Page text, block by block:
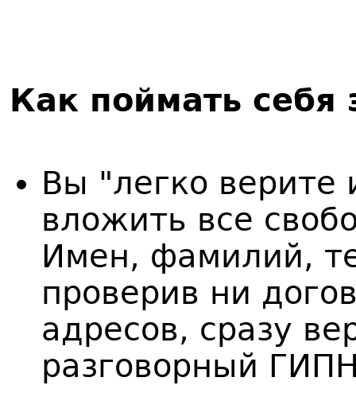
Как поймать себя
Вы "легко верите
вложить все
Имен, фамилий,
проверив ни
адресов, сразу
разговорный